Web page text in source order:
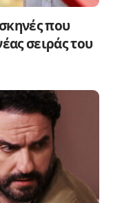
που
σειράς του